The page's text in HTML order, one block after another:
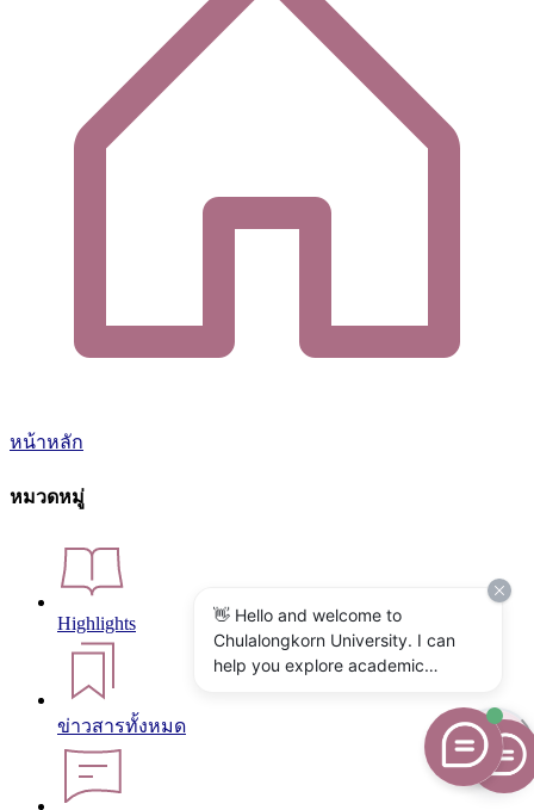
หน้าหลัก
หมวดหมู่
Highlights
ข่าวสารทั้งหมด
👋 Hello and welcome to
Chulalongkorn University. I can
help you explore academic